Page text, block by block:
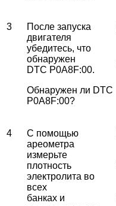
3
После запуска
двигателя
убедитесь, что
обнаружен
DTC P0A8F:00.
Обнаружен ли DTC
P0A8F:00?
4
С помощью
ареометра
измерьте
плотность
электролита во
всех
банках и